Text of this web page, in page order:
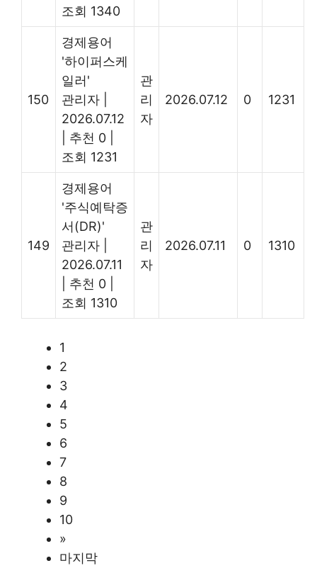
조회 1340
150
경제용어
'하이퍼스케
일러'
관리자
2026.07.12
추천 0
조회 1231
관
리
자
2026.07.12 0 1231
149
경제용어
'주식예탁증
서(DR)'
관리자
2026.07.11
추천 0
조회 1310
관
리
자
2026.07.11 0 1310
1
2
3
4
5
6
7
8
9
10
»
마지막